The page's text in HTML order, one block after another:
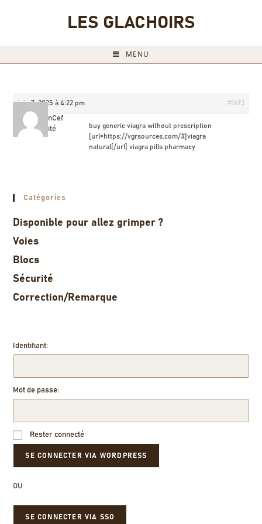
LES GLACHOIRS
MENU
juin 7, 2025 à 4:22 pm #1693
BrandonCef
Invité
buy generic viagra without prescription
[url=https://vgrsources.com/#]viagra
natural[/url] viagra pills pharmacy
Catégories
Disponible pour allez grimper ?
Voies
Blocs
Sécurité
Correction/Remarque
Identifiant:
Mot de passe:
Rester connecté
OU
SE CONNECTER VIA SSO